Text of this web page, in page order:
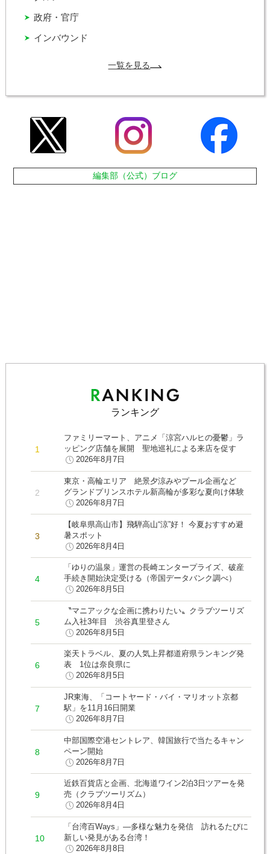
インバウンド
政府・官庁
一覧を見る
編集部（公式）ブログ
ランキング
ファミリーマート、アニメ「涼宮ハルヒの憂鬱」ラ
ッピング店舗を展開 聖地巡礼による来店を促す
2026年8月7日
東京・高輪エリア 絶景夕涼みやプール企画など
グランドプリンスホテル新高輪が多彩な夏向け体験
2026年8月7日
【岐阜県高山市】飛騨高山“涼”好！ 今夏おすすめ避
暑スポット
2026年8月4日
「ゆりの温泉」運営の長崎エンタープライズ、破産
手続き開始決定受ける（帝国データバンク調べ）
2026年8月5日
〝マニアックな企画に携わりたい〟クラブツーリズ
ム入社3年目 渋谷真里登さん
2026年8月5日
楽天トラベル、夏の人気上昇都道府県ランキング発
表 1位は奈良県に
2026年8月5日
JR東海、「コートヤード・バイ・マリオット京都
駅」を11月16日開業
2026年8月7日
中部国際空港セントレア、韓国旅行で当たるキャン
ペーン開始
2026年8月7日
近鉄百貨店と企画、北海道ワイン2泊3日ツアーを発
売（クラブツーリズム）
2026年8月4日
「台湾百Ways」―多様な魅力を発信 訪れるたびに
新しい発見がある台湾！
2026年8月8日